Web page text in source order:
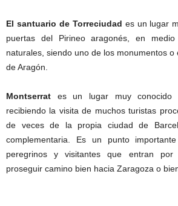
El santuario de Torreciudad es un lugar
puertas del Pirineo aragonés, en
naturales, siendo uno de los monumentos o
de Aragón.
Montserrat es un lugar muy conocido
recibiendo la visita de muchos turistas
de veces de la propia ciudad de
complementaria. Es un punto
peregrinos y visitantes que entran por
proseguir camino bien hacia Zaragoza o